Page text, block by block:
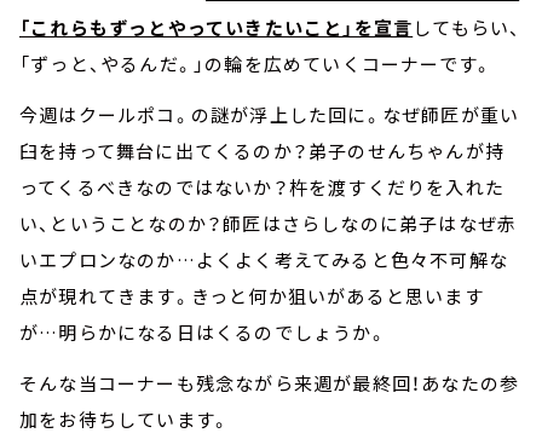
「これらもずっとやっていきたいこと」を宣言してもらい、
「ずっと、やるんだ。」の輪を広めていくコーナーです。
今週はクールポコ。の謎が浮上した回に。なぜ師匠が重い
臼を持って舞台に出てくるのか？弟子のせんちゃんが持
ってくるべきなのではないか？杵を渡すくだりを入れた
い、ということなのか？師匠はさらしなのに弟子はなぜ赤
いエプロンなのか…よくよく考えてみると色々不可解な
点が現れてきます。きっと何か狙いがあると思います
が…明らかになる日はくるのでしょうか。
そんな当コーナーも残念ながら来週が最終回！あなたの参
加をお待ちしています。